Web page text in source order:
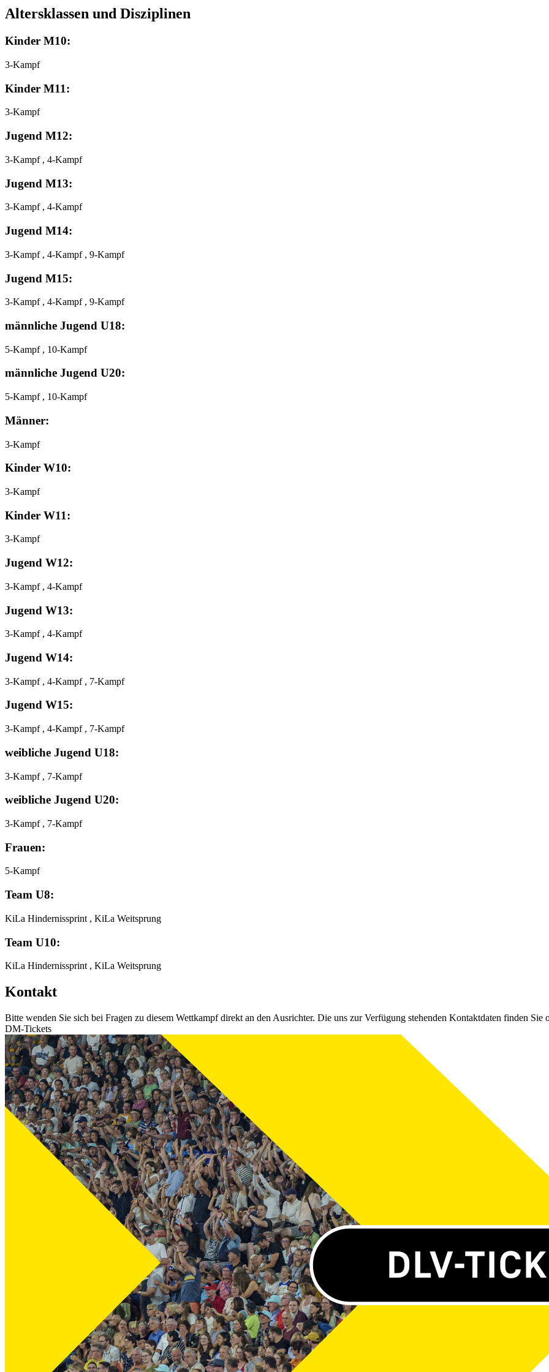
Altersklassen und Disziplinen
Kinder M10:
3-Kampf
Kinder M11:
3-Kampf
Jugend M12:
3-Kampf , 4-Kampf
Jugend M13:
3-Kampf , 4-Kampf
Jugend M14:
3-Kampf , 4-Kampf , 9-Kampf
Jugend M15:
3-Kampf , 4-Kampf , 9-Kampf
männliche Jugend U18:
5-Kampf , 10-Kampf
männliche Jugend U20:
5-Kampf , 10-Kampf
Männer:
3-Kampf
Kinder W10:
3-Kampf
Kinder W11:
3-Kampf
Jugend W12:
3-Kampf , 4-Kampf
Jugend W13:
3-Kampf , 4-Kampf
Jugend W14:
3-Kampf , 4-Kampf , 7-Kampf
Jugend W15:
3-Kampf , 4-Kampf , 7-Kampf
weibliche Jugend U18:
3-Kampf , 7-Kampf
weibliche Jugend U20:
3-Kampf , 7-Kampf
Frauen:
5-Kampf
Team U8:
KiLa Hindernissprint , KiLa Weitsprung
Team U10:
KiLa Hindernissprint , KiLa Weitsprung
Kontakt
Bitte wenden Sie sich bei Fragen zu diesem Wettkampf direkt an den Ausrichter. Die uns zur Verfügung stehenden Kontaktdaten finden Sie
DM-Tickets